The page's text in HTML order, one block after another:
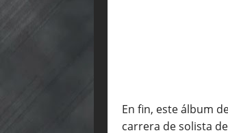
En fin, este álbum
carrera de solista